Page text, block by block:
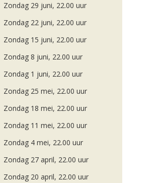
Zondag 29 juni, 22.00 uur
Zondag 22 juni, 22.00 uur
Zondag 15 juni, 22.00 uur
Zondag 8 juni, 22.00 uur
Zondag 1 juni, 22.00 uur
Zondag 25 mei, 22.00 uur
Zondag 18 mei, 22.00 uur
Zondag 11 mei, 22.00 uur
Zondag 4 mei, 22.00 uur
Zondag 27 april, 22.00 uur
Zondag 20 april, 22.00 uur